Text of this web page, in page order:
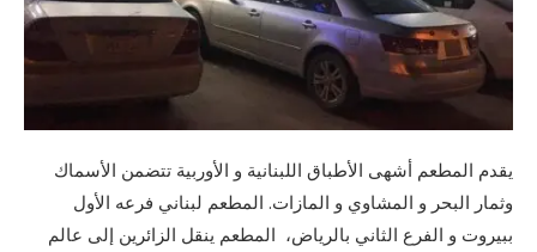
يقدم المطعم أشهى الأطباق اللبنانية و الأوربية تتضمن الأسماك
وثمار البحر و المشاوي و المازات. المطعم لبناني فرعه الأول
ببيروت و الفرع الثاني بالرياض، المطعم ينقل الزائرين إلى عالم